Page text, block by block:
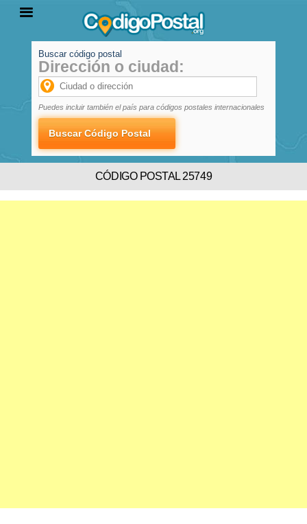
PROVINCIAS
LOCALIDADES
Buscar código postal
Dirección o ciudad:
Puedes incluir también el país para códigos postales internacionales
CÓDIGO POSTAL 25749